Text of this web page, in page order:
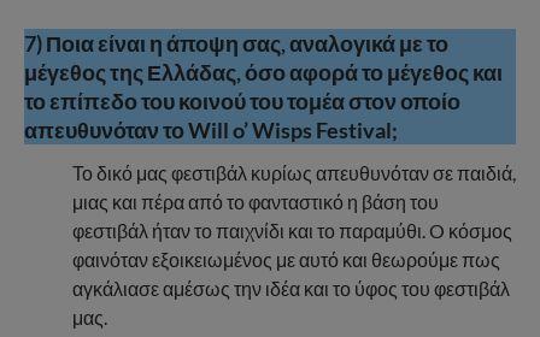
7) Ποια είναι η άποψη σας, αναλογικά με το
μέγεθος της Ελλάδας, όσο αφορά το μέγεθος και
το επίπεδο του κοινού του τομέα στον οποίο
απευθυνόταν το Will o’ Wisps Festival;
Το δικό μας φεστιβάλ κυρίως απευθυνόταν σε παιδιά,
μιας και πέρα από το φανταστικό η βάση του
φεστιβάλ ήταν το παιχνίδι και το παραμύθι. O κόσμος
φαινόταν εξοικειωμένος με αυτό και θεωρούμε πως
αγκάλιασε αμέσως την ιδέα και το ύφος του φεστιβάλ
μας.